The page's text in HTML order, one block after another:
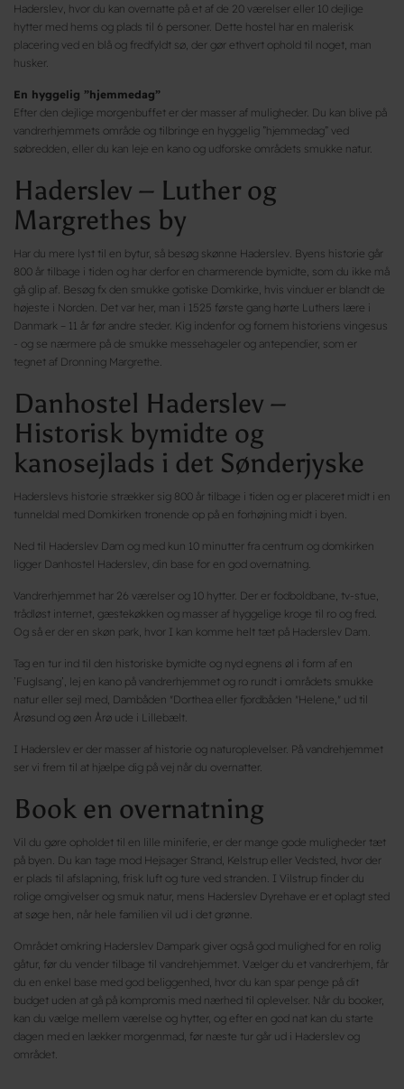
Haderslev, hvor du kan overnatte på et af de 20 værelser eller 10 dejlige
hytter med hems og plads til 6 personer. Dette hostel har en malerisk
placering ved en blå og fredfyldt sø, der gør ethvert ophold til noget, man
husker.
En hyggelig ”hjemmedag”
Efter den dejlige morgenbuffet er der masser af muligheder. Du kan blive på
vandrerhjemmets område og tilbringe en hyggelig ”hjemmedag” ved
søbredden, eller du kan leje en kano og udforske områdets smukke natur.
Haderslev – Luther og
Margrethes by
Har du mere lyst til en bytur, så besøg skønne Haderslev. Byens historie går
800 år tilbage i tiden og har derfor en charmerende bymidte, som du ikke må
gå glip af. Besøg fx den smukke gotiske Domkirke, hvis vinduer er blandt de
højeste i Norden. Det var her, man i 1525 første gang hørte Luthers lære i
Danmark – 11 år før andre steder. Kig indenfor og fornem historiens vingesus
- og se nærmere på de smukke messehageler og antependier, som er
tegnet af Dronning Margrethe.
Danhostel Haderslev –
Historisk bymidte og
kanosejlads i det Sønderjyske
Haderslevs historie strækker sig 800 år tilbage i tiden og er placeret midt i en
tunneldal med Domkirken tronende op på en forhøjning midt i byen.
Ned til Haderslev Dam og med kun 10 minutter fra centrum og domkirken
ligger Danhostel Haderslev, din base for en god overnatning.
Vandrerhjemmet har 26 værelser og 10 hytter. Der er fodboldbane, tv-stue,
trådløst internet, gæstekøkken og masser af hyggelige kroge til ro og fred.
Og så er der en skøn park, hvor I kan komme helt tæt på Haderslev Dam.
Tag en tur ind til den historiske bymidte og nyd egnens øl i form af en
’Fuglsang’, lej en kano på vandrerhjemmet og ro rundt i områdets smukke
natur eller sejl med, Dambåden "Dorthea eller fjordbåden "Helene," ud til
Årøsund og øen Årø ude i Lillebælt.
I Haderslev er der masser af historie og naturoplevelser. På vandrehjemmet
ser vi frem til at hjælpe dig på vej når du overnatter.
Book en overnatning
Vil du gøre opholdet til en lille miniferie, er der mange gode muligheder tæt
på byen. Du kan tage mod Hejsager Strand, Kelstrup eller Vedsted, hvor der
er plads til afslapning, frisk luft og ture ved stranden. I Vilstrup finder du
rolige omgivelser og smuk natur, mens Haderslev Dyrehave er et oplagt sted
at søge hen, når hele familien vil ud i det grønne.
Området omkring Haderslev Dampark giver også god mulighed for en rolig
gåtur, før du vender tilbage til vandrehjemmet. Vælger du et vandrerhjem, får
du en enkel base med god beliggenhed, hvor du kan spar penge på dit
budget uden at gå på kompromis med nærhed til oplevelser. Når du booker,
kan du vælge mellem værelse og hytter, og efter en god nat kan du starte
dagen med en lækker morgenmad, før næste tur går ud i Haderslev og
området.